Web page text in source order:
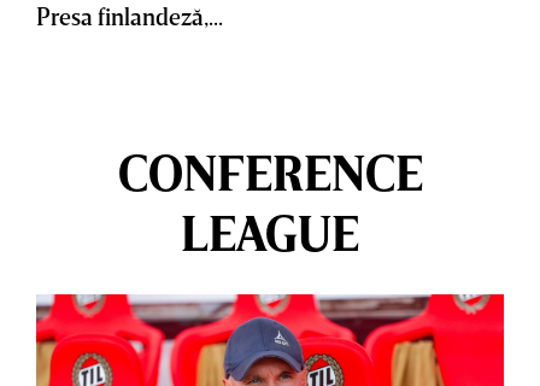
Presa finlandeză,...
CONFERENCE
LEAGUE